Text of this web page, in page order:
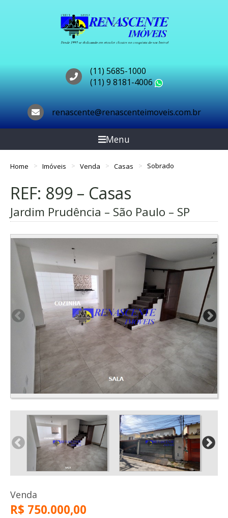
(11) 5685-1000
(11) 9 8181-4006
renascente@renascenteimoveis.com.br
Menu
Home Imóveis Venda Casas Sobrado
REF: 899 – Casas
Jardim Prudência – São Paulo – SP
Venda
R$ 750.000,00